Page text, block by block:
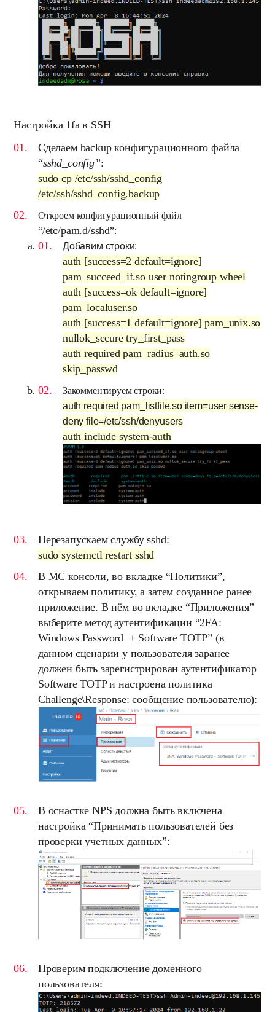
Настройка 1fa в SSH
Сделаем backup конфигурационного файла
“sshd_config”:
sudo cp /etc/ssh/sshd_config
/etc/ssh/sshd_config.backup
Откроем конфигурационный файл
“/etc/pam.d/sshd”:
Добавим строки:
auth [success=2 default=ignore]
pam_succeed_if.so user notingroup wheel
auth [success=ok default=ignore]
pam_localuser.so
auth [success=1 default=ignore] pam_unix.so
nullok_secure try_first_pass
auth required pam_radius_auth.so
skip_passwd
Закомментируем строки:
auth required pam_listfile.so item=user sense-
deny file=/etc/ssh/denyusers
auth include system-auth
Перезапускаем службу sshd:
sudo systemctl restart sshd
В MC консоли, во вкладке “Политики”,
открываем политику, а затем созданное ранее
приложение. В нём во вкладке “Приложения”
выберите метод аутентификации “2FA:
Windows Password + Software TOTP” (в
данном сценарии у пользователя заранее
должен быть зарегистрирован аутентификатор
Software TOTPи настроена политика
Challenge\Response: сообщение пользователю):
В оснасткеNPS должна быть включена
настройка “Принимать пользователей без
проверки учетных данных”:
Проверим подключение доменного
пользователя: